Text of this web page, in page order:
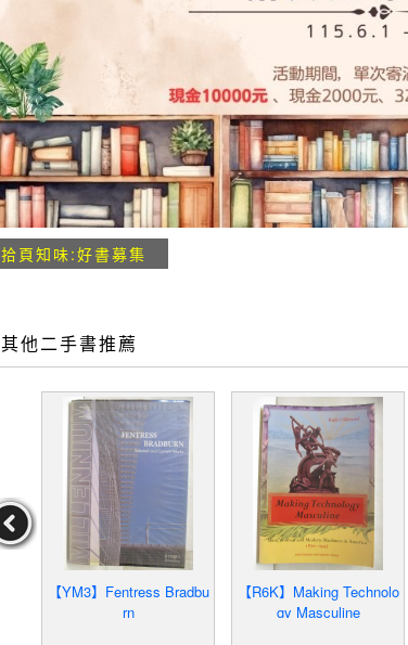
拾頁知味:好書募集
其他二手書推薦
【YM3】Fentress Bradbu
rn
【R6K】Making Technolo
gy Masculine